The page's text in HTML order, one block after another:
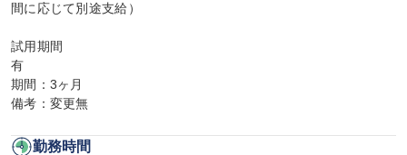
間に応じて別途支給）
試用期間
有
期間：3ヶ月
備考：変更無
勤務時間